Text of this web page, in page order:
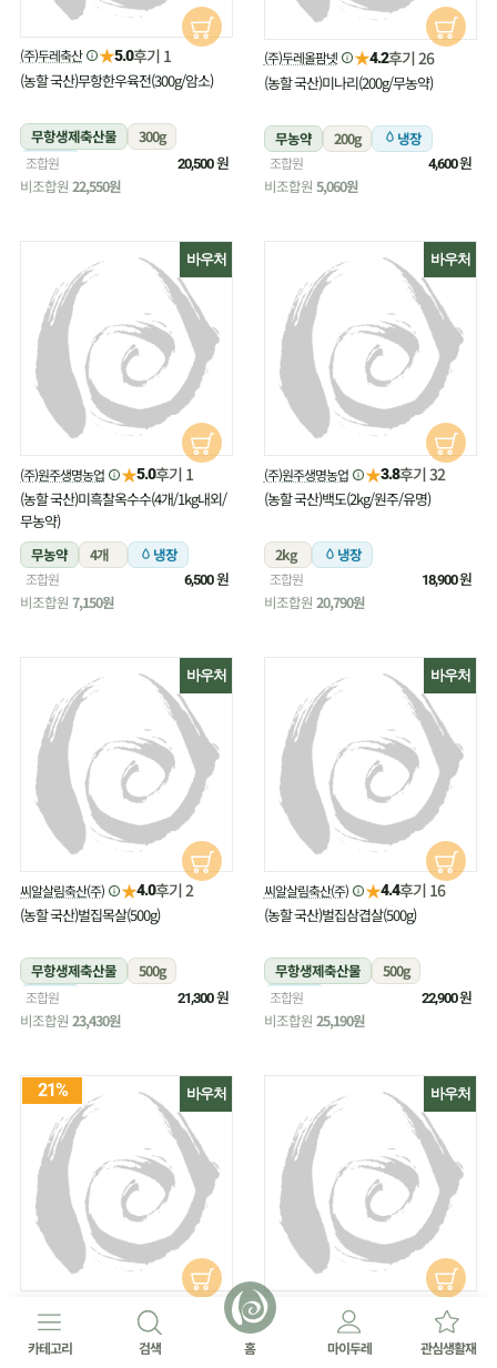
(주)두레축산 ★5.0후기 1
(농할 국산)무항한우육전(300g/암소)
무항생제축산물
300g
냉장
조합원 20,500원
비조합원 22,550원
(주)두레올팜넷 ★4.2후기 26
(농할 국산)미나리(200g/무농약)
무농약 200g 냉장
조합원 4,600원
비조합원 5,060원
바우처
(주)원주생명농업 ★5.0후기 1
(농할 국산)미흑찰옥수수(4개/1kg내외/
무농약)
무농약
4개 냉장
조합원 6,500원
비조합원 7,150원
바우처
(주)원주생명농업 ★3.8후기 32
(농할 국산)백도(2kg/원주/유명)
2kg 냉장
조합원 18,900원
비조합원 20,790원
바우처
씨알살림축산(주) ★4.0후기 2
(농할 국산)벌집목살(500g)
무항생제축산물
500g
냉장
조합원 21,300원
비조합원 23,430원
바우처
씨알살림축산(주) ★4.4후기 16
(농할 국산)벌집삼겹살(500g)
무항생제축산물
500g
냉장
조합원 22,900원
비조합원 25,190원
바우처
21%
4.8후기 27
(농할 국산)부추(180g/무농약)
바우처
(주)원주생명농업 후기 18
(농할 국산)부추(300g/무농약)
카테고리 검색 홈 마이두레 관심생활재